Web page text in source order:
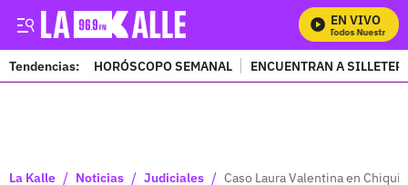
EN VIVO
Mira Todos Nuestros
Tendencias: HORÓSCOPO SEMANAL ENCUENTRAN A
La Kalle / Noticias / Judiciales / Caso Laura Valentina en